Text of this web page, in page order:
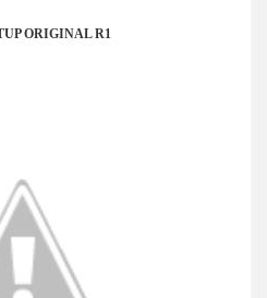
ORIGINAL R1